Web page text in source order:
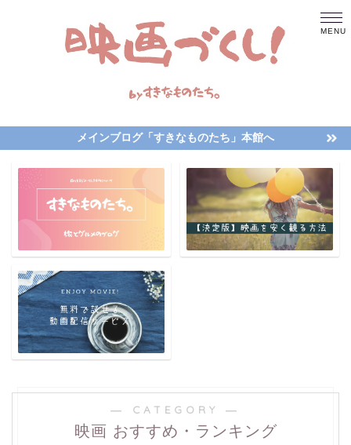
メインブログ「すきなものたち」本館へ
― CATEGORY ―
映画 おすすめ・ランキング